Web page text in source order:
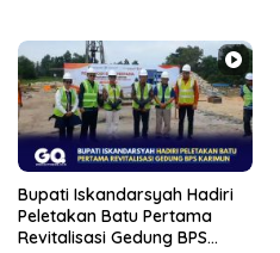
Bupati Iskandarsyah Hadiri
Peletakan Batu Pertama
Revitalisasi Gedung BPS